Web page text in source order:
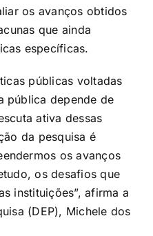
os avanços obtidos
que ainda
específicas.
públicas voltadas
pública depende de
ativa dessas
da pesquisa é
os avanços
os desafios que
instituições”, afirma a
(DEP), Michele dos